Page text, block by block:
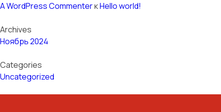
A WordPress CommenterкHello world!
Archives
Ноябрь 2024
Categories
Uncategorized